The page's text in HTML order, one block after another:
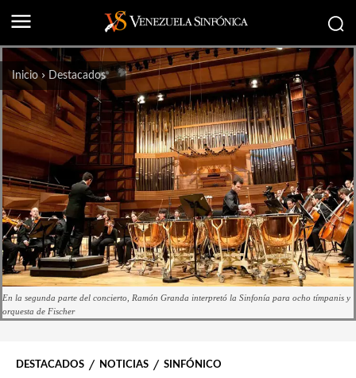
Inicio Destacados
En la segunda parte del concierto, Ramón Granda interpretó la Sinfonía para ocho tímpanis y
orquesta de Fischer
DESTACADOS NOTICIAS SINFÓNICO